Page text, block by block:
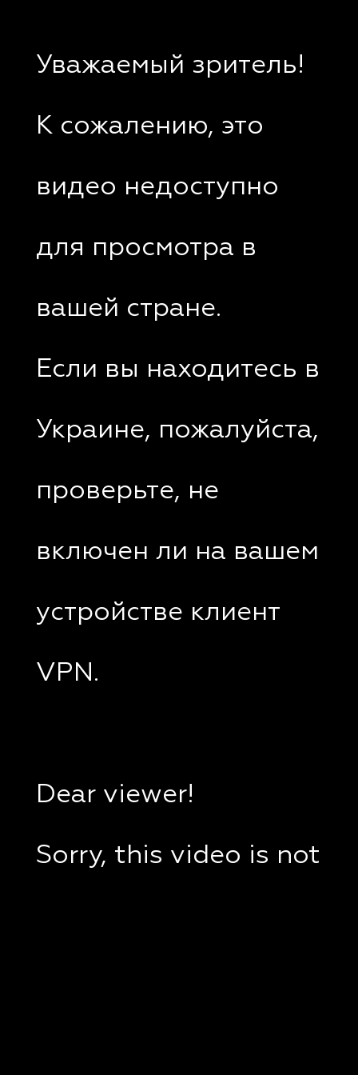
Уважаемый зритель!
К сожалению, это
видео недоступно
для просмотра в
вашей стране.
Если вы находитесь в
Украине, пожалуйста,
проверьте, не
включен ли на вашем
устройстве клиент
VPN.
Dear viewer!
Sorry, this video is not